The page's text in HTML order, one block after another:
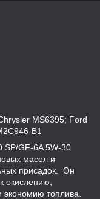
MS6395; Ford
B1
SP/GF-6A 5W-30
масел и
присадок. Он
окислению,
экономию топлива.